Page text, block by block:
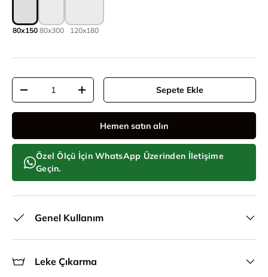
80x150 80x300 120x180
Adet
Adeti azalt
Adeti artır Sepete Ekle
Hemen satın alın
Özel Ölçü İçin WhatsApp Üzerinden İletişime
Geçin.
Genel Kullanım
Leke Çıkarma